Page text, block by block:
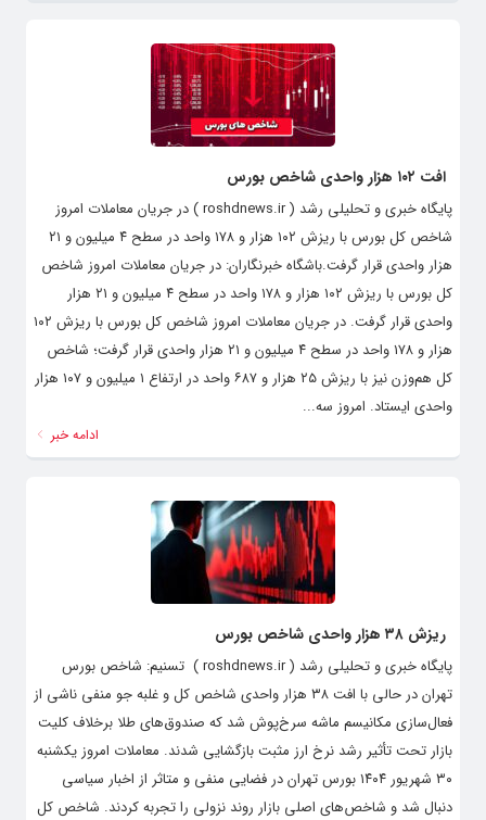
افت ۱۰۲ هزار واحدی شاخص بورس
پایگاه خبری و تحلیلی رشد ( roshdnews.ir ) در جریان معاملات امروز
شاخص کل بورس با ریزش ۱۰۲ هزار و ۱۷۸ واحد در سطح ۴ میلیون و ۲۱
هزار واحدی قرار گرفت.باشگاه خبرنگاران: در جریان معاملات امروز شاخص
کل بورس با ریزش ۱۰۲ هزار و ۱۷۸ واحد در سطح ۴ میلیون و ۲۱ هزار
واحدی قرار گرفت. در جریان معاملات امروز شاخص کل بورس با ریزش ۱۰۲
هزار و ۱۷۸ واحد در سطح ۴ میلیون و ۲۱ هزار واحدی قرار گرفت؛ شاخص
کل هم‌وزن نیز با ریزش ۲۵ هزار و ۶۸۷ واحد در ارتفاع ۱ میلیون و ۱۰۷ هزار
واحدی ایستاد. امروز سه...
ادامه خبر
ریزش ۳۸ هزار واحدی شاخص بورس
پایگاه خبری و تحلیلی رشد ( roshdnews.ir ) تسنیم: شاخص بورس
تهران در حالی با افت ۳۸ هزار واحدی شاخص کل و غلبه جو منفی ناشی از
فعال‌سازی مکانیسم ماشه سرخ‌پوش شد که صندوق‌های طلا برخلاف کلیت
بازار تحت تأثیر رشد نرخ ارز مثبت بازگشایی شدند. معاملات امروز یکشنبه
۳۰ شهریور ۱۴۰۴ بورس تهران در فضایی منفی و متاثر از اخبار سیاسی
دنبال شد و شاخص‌های اصلی بازار روند نزولی را تجربه کردند. شاخص کل